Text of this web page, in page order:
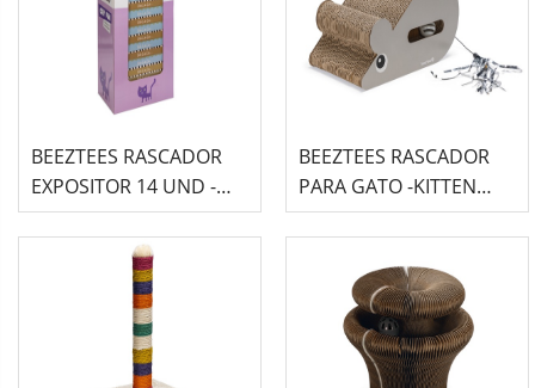
BEEZTEES RASCADOR
EXPOSITOR 14 UND -
NOMI-
BEEZTEES RASCADOR
PARA GATO -KITTEN
MOUSE-